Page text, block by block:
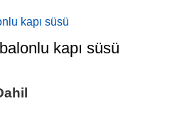
kapı süsü